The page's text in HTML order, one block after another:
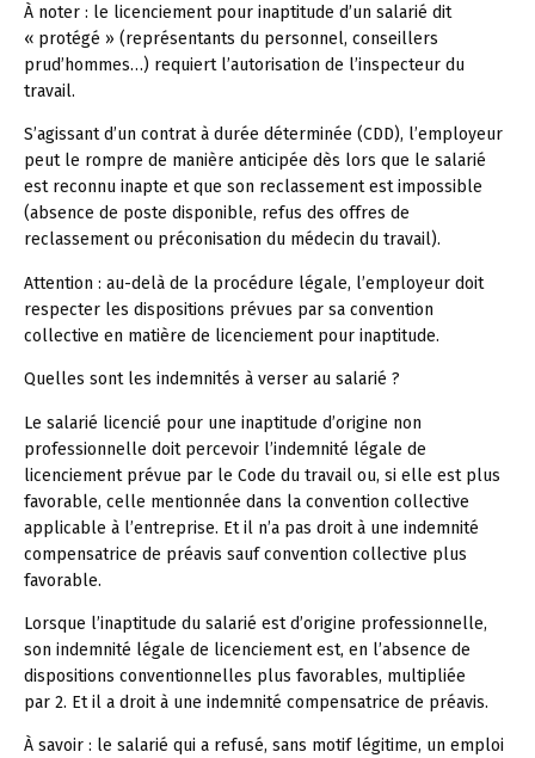
À noter : le licenciement pour inaptitude d’un salarié dit
« protégé » (représentants du personnel, conseillers
prud’hommes…) requiert l’autorisation de l’inspecteur du
travail.
S’agissant d’un contrat à durée déterminée (CDD), l’employeur
peut le rompre de manière anticipée dès lors que le salarié
est reconnu inapte et que son reclassement est impossible
(absence de poste disponible, refus des offres de
reclassement ou préconisation du médecin du travail).
Attention : au-delà de la procédure légale, l’employeur doit
respecter les dispositions prévues par sa convention
collective en matière de licenciement pour inaptitude.
Quelles sont les indemnités à verser au salarié ?
Le salarié licencié pour une inaptitude d’origine non
professionnelle doit percevoir l’indemnité légale de
licenciement prévue par le Code du travail ou, si elle est plus
favorable, celle mentionnée dans la convention collective
applicable à l’entreprise. Et il n’a pas droit à une indemnité
compensatrice de préavis sauf convention collective plus
favorable.
Lorsque l’inaptitude du salarié est d’origine professionnelle,
son indemnité légale de licenciement est, en l’absence de
dispositions conventionnelles plus favorables, multipliée
par 2. Et il a droit à une indemnité compensatrice de préavis.
À savoir : le salarié qui a refusé, sans motif légitime, un emploi